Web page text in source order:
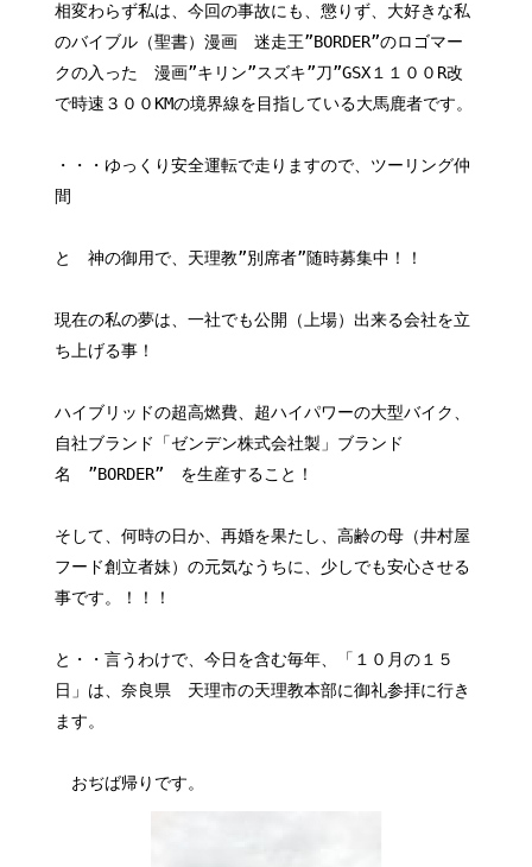
相変わらず私は、今回の事故にも、懲りず、大好きな私
のバイブル（聖書）漫画 迷走王”BORDER”のロゴマー
クの入った 漫画”キリン”スズキ”刀”GSX１１００R改
で時速３００KMの境界線を目指している大馬鹿者です。
・・・ゆっくり安全運転で走りますので、ツーリング仲
間
と 神の御用で、天理教”別席者”随時募集中！！
現在の私の夢は、一社でも公開（上場）出来る会社を立
ち上げる事！
ハイブリッドの超高燃費、超ハイパワーの大型バイク、
自社ブランド「ゼンデン株式会社製」ブランド
名 ”BORDER” を生産すること！
そして、何時の日か、再婚を果たし、高齢の母（井村屋
フード創立者妹）の元気なうちに、少しでも安心させる
事です。！！！
と・・言うわけで、今日を含む毎年、「１０月の１５
日」は、奈良県 天理市の天理教本部に御礼参拝に行き
ます。
おぢば帰りです。